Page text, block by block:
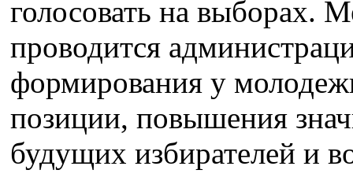
голосовать на выборах.
проводится
формирования у
позиции, повышения
будущих избирателей и